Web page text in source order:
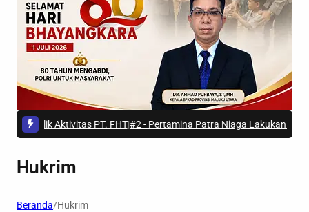
Dibalik Aktivitas PT. FHT |#2 -Pertamina Patra Niaga Lakukan
Hukrim
Beranda/Hukrim